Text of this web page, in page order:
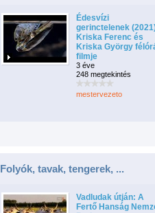
Édesvízi
gerinctelenek
Kriska Ferenc és
Kriska György
filmje
3 éve
248 megtekintés
mestervezeto
Folyók, tavak, tengerek, ...
Vadludak útján: A
Fertő Hanság